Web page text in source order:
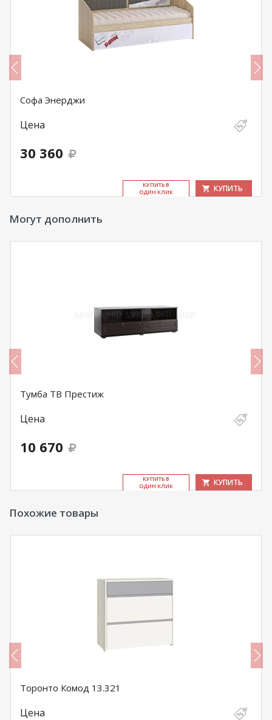
Софа Энерджи
Цена
30 360
КУ­ПИТЬ В
ОДИН КЛИК
КУПИТЬ
Могут дополнить
Тумба ТВ Престиж
Цена
10 670
КУ­ПИТЬ В
ОДИН КЛИК
КУПИТЬ
Похожие товары
Торонто Комод 13.321
Цена